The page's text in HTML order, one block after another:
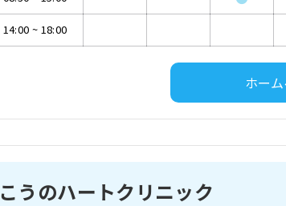
14:00 ~ 18:00
ホー
こうのハートクリニック